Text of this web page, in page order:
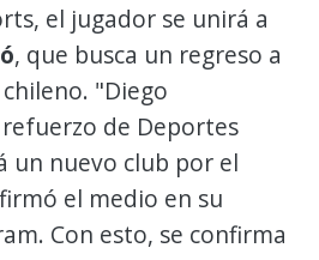
el jugador se unirá a
, que busca un regreso a
"Diego
de Deportes
un nuevo club por el
el medio en su
Con esto, se confirma